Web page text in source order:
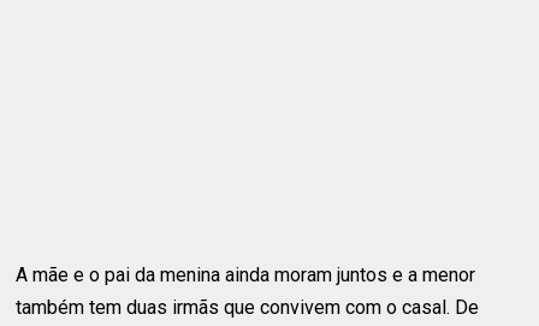
A mãe e o pai da menina ainda moram juntos e a menor
também tem duas irmãs que convivem com o casal. De